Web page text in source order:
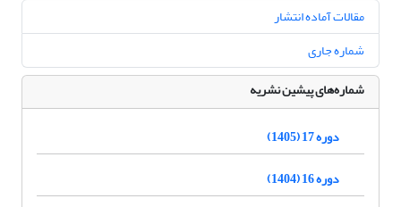
مقالات آماده انتشار
شماره جاری
شماره‌های پیشین نشریه
دوره 17 (1405)
دوره 16 (1404)